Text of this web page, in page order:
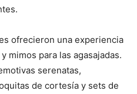
ofrecieron una experiencia
mimos para las agasajadas.
serenatas,
de cortesía y sets de